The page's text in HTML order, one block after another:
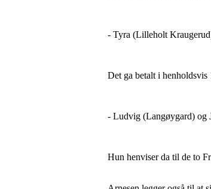
- Tyra (Lilleholt
Det ga betalt i henholdsvis
- Ludvig (Langøygard) og
Hun henviser da til de to